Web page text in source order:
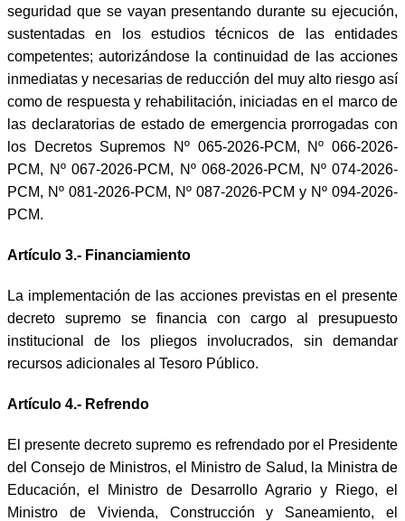
seguridad que se vayan presentando durante su ejecución,
sustentadas en los estudios técnicos de las entidades
competentes; autorizándose la continuidad de las acciones
inmediatas y necesarias de reducción del muy alto riesgo así
como de respuesta y rehabilitación, iniciadas en el marco de
las declaratorias de estado de emergencia prorrogadas con
los Decretos Supremos Nº 065-2026-PCM, Nº 066-2026-
PCM, Nº 067-2026-PCM, Nº 068-2026-PCM, Nº 074-2026-
PCM, Nº 081-2026-PCM, Nº 087-2026-PCM y Nº 094-2026-
PCM.
Artículo 3.- Financiamiento
La implementación de las acciones previstas en el presente
decreto supremo se financia con cargo al presupuesto
institucional de los pliegos involucrados, sin demandar
recursos adicionales al Tesoro Público.
Artículo 4.- Refrendo
El presente decreto supremo es refrendado por el Presidente
del Consejo de Ministros, el Ministro de Salud, la Ministra de
Educación, el Ministro de Desarrollo Agrario y Riego, el
Ministro de Vivienda, Construcción y Saneamiento, el